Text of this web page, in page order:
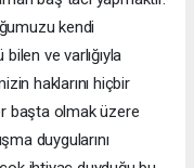
kendi
ve varlığıyla
haklarını hiçbir
başta olmak üzere
duygularını